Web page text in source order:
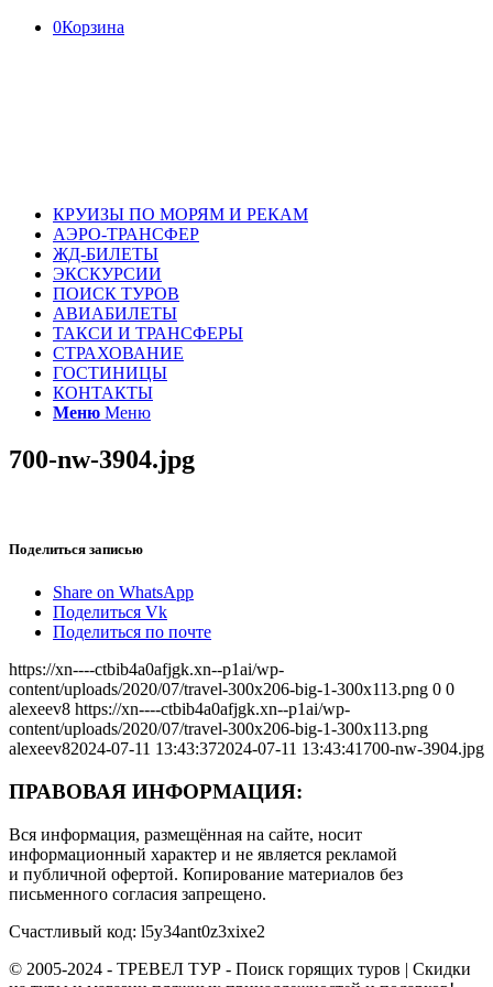
0Корзина
КРУИЗЫ ПО МОРЯМ И РЕКАМ
АЭРО-ТРАНСФЕР
ЖД-БИЛЕТЫ
ЭКСКУРСИИ
ПОИСК ТУРОВ
АВИАБИЛЕТЫ
ТАКСИ И ТРАНСФЕРЫ
СТРАХОВАНИЕ
ГОСТИНИЦЫ
КОНТАКТЫ
Меню Меню
700-nw-3904.jpg
Поделиться записью
Share on WhatsApp
Поделиться Vk
Поделиться по почте
https://xn----ctbib4a0afjgk.xn--p1ai/wp-
content/uploads/2020/07/travel-300x206-big-1-300x113.png 0 0
alexeev8 https://xn----ctbib4a0afjgk.xn--p1ai/wp-
content/uploads/2020/07/travel-300x206-big-1-300x113.png
alexeev82024-07-11 13:43:372024-07-11 13:43:41 700-nw-3904.jpg
ПРАВОВАЯ ИНФОРМАЦИЯ:
Вся информация, размещённая на сайте, носит
информационный характер и не является рекламой
и публичной офертой. Копирование материалов без
письменного согласия запрещено.
Счастливый код: l5y34ant0z3xixe2
© 2005-2024 - ТРЕВЕЛ ТУР - Поиск горящих туров | Скидки